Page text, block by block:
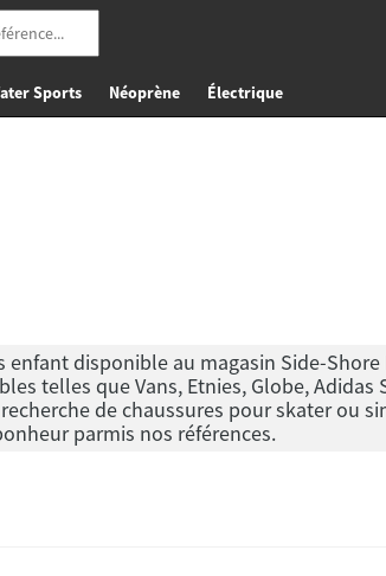
Sports Néoprène Électrique
disponible au magasin Side-Shore
telles que Vans, Etnies, Globe, Adidas
de chaussures pour skater ou
parmis nos références.